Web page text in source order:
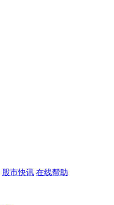
股市快讯 在线帮助